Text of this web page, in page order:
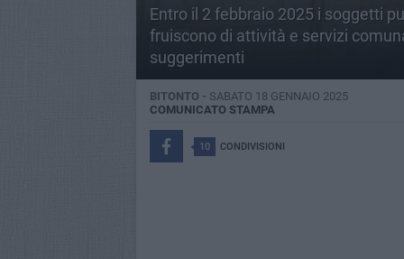
Entro il 2 febbraio 2025 i soggetti
fruiscono di attività e servizi
suggerimenti
BITONTO - SABATO 18 GENNAIO 2025
COMUNICATO STAMPA
10 CONDIVISIONI